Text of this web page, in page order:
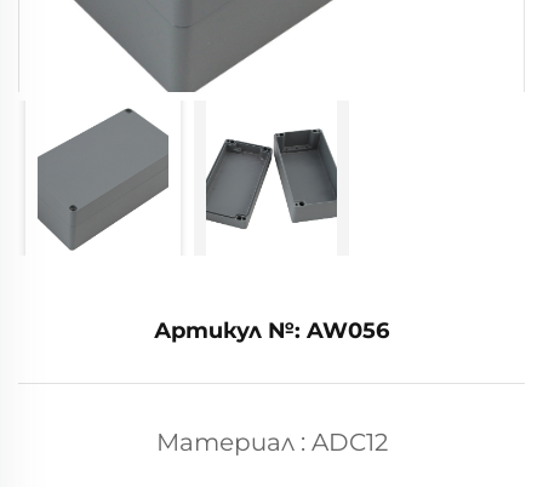
Артикул №: AW056
Материал : ADC12